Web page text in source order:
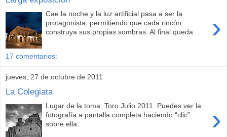
›
Cae la noche y la luz artificial pasa a ser la
protagonista, permitiendo que cada rincón
construya sus propias sombras. Al final queda ...
17 comentarios:
jueves, 27 de octubre de 2011
La Colegiata
›
Lugar de la toma: Toro Julio 2011. Puedes ver la
fotografía a pantalla completa haciendo “clic”
sobre ella.